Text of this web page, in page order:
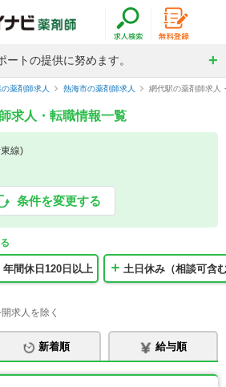
トの提供に努めます。
薬剤師求人 熱海市の薬剤師求人 網代駅の薬剤師求人
求人・転職情報一覧
線)
条件を変更する
年間休日120日以上 土日休み（相談可含
求人を除く
新着順 給与順